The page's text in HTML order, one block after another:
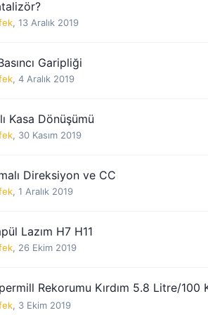
, 13 Aralık 2019
Garipliği
, 4 Aralık 2019
Kasa Dönüşümü
, 30 Kasım 2019
Direksiyon ve CC
, 1 Aralık 2019
Lazım H7 H11
, 26 Ekim 2019
Rekorumu Kırdım 5.8 Litre/100
, 3 Ekim 2019